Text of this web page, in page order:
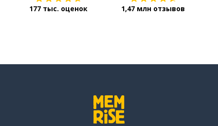
177 тыс. оценок 1,47 млн отзывов